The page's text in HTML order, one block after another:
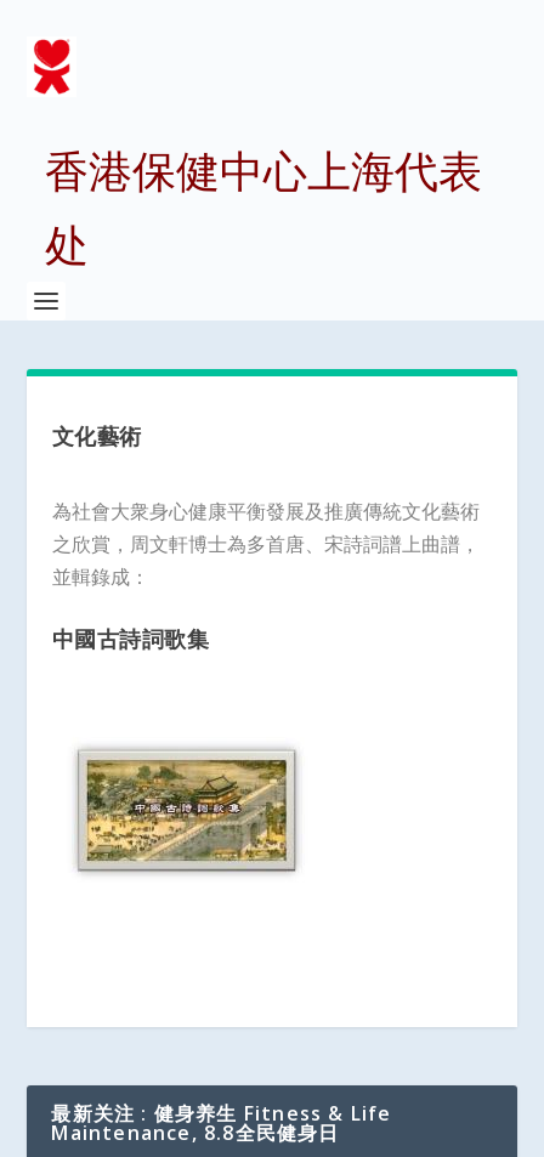
香港保健中心上海代表
处
文化藝術
為社會大衆身心健康平衡發展及推廣傳統文化藝術
之欣賞，周文軒博士為多首唐、宋詩詞譜上曲譜，
並輯錄成：
中國古詩詞歌集
最新关注 : 健身养生 Fitness & Life
Maintenance, 8.8全民健身日